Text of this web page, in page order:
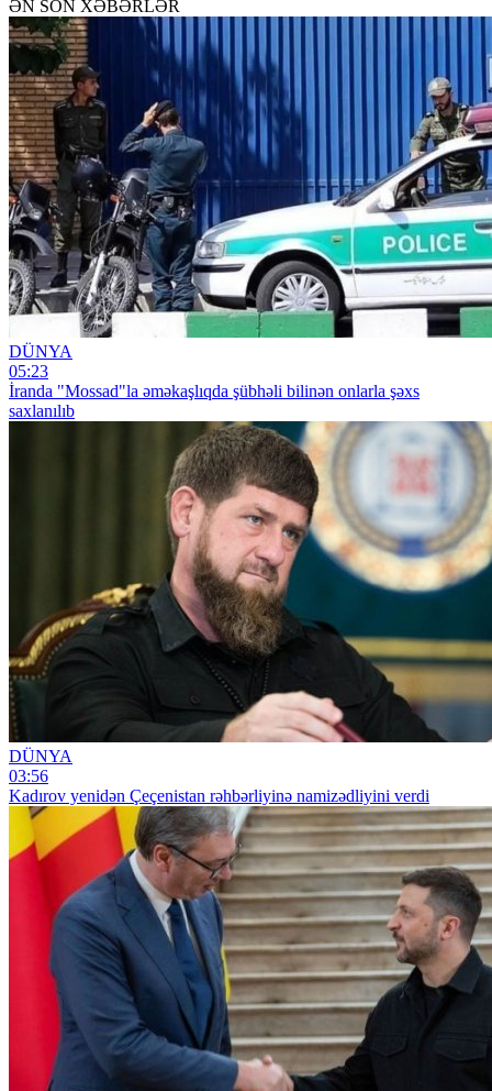
ƏN SON XƏBƏRLƏR
DÜNYA
05:23
İranda "Mossad"la əməkaşlıqda şübhəli bilinən onlarla şəxs
saxlanılıb
DÜNYA
03:56
Kadırov yenidən Çeçenistan rəhbərliyinə namizədliyini verdi